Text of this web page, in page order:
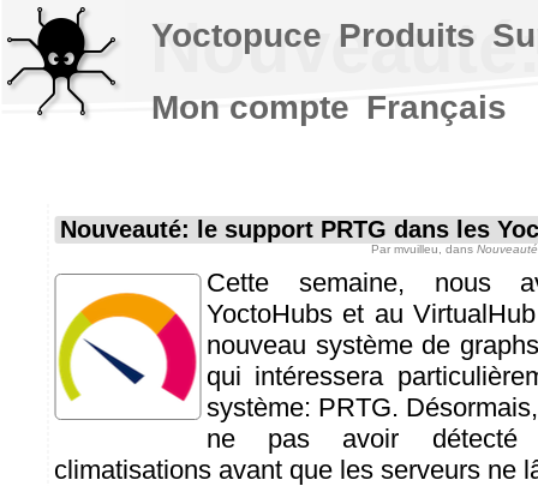
Nouveauté: le support PRTG dans les
Par mvuilleu , dans
Cette semaine, nous
YoctoHubs et au
nouveau système de
qui intéressera
système: PRTG.
ne pas avoir
climatisations avant que les serveurs ne
Yoctopuce Produits
Mon compte Français